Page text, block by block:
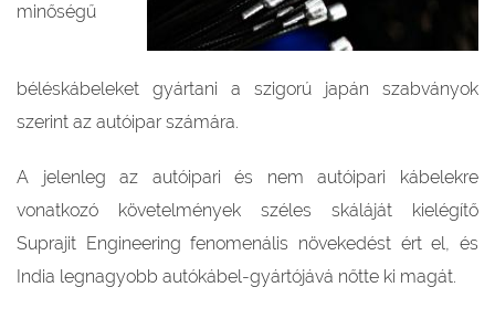
minőségű
béléskábeleket gyártani a szigorú japán szabványok
szerint az autóipar számára.
A jelenleg az autóipari és nem autóipari kábelekre
vonatkozó követelmények széles skáláját kielégítő
Suprajit Engineering fenomenális növekedést ért el, és
India legnagyobb autókábel-gyártójává nőtte ki magát.